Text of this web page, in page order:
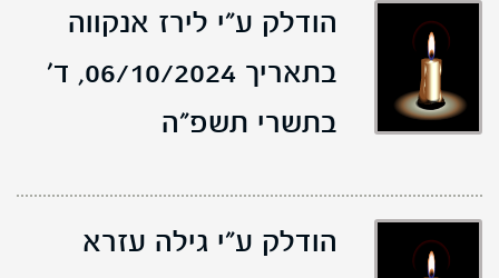
הודלק ע"י לירז אנקווה
בתאריך 06/10/2024,
ד'
בתשרי תשפ"ה
הודלק ע"י גילה עזרא